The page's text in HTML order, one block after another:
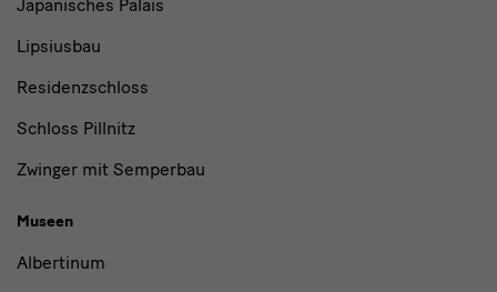
Japanisches Palais
Lipsiusbau
Residenzschloss
Schloss Pillnitz
Zwinger mit Semperbau
Museen
Albertinum